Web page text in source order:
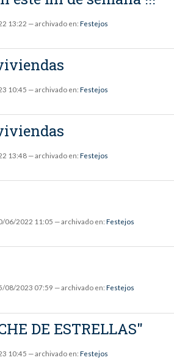
13:22 — archivado en:Festejos
10:45 — archivado en:Festejos
13:48 — archivado en:Festejos
06/2022 11:05 — archivado en:Festejos
08/2023 07:59 — archivado en:Festejos
DE ESTRELLAS"
10:45 — archivado en:Festejos